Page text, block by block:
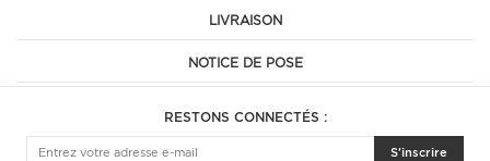
LIVRAISON
NOTICE DE POSE
RESTONS CONNECTÉS :
S'inscrire